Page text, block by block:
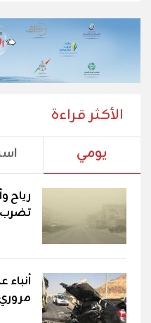
الأكثر قراءة
يومي
رياح
تضرب